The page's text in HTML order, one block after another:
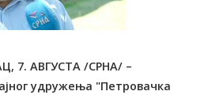
7. АВГУСТА /СРНА/ –
удружења "Петровачка